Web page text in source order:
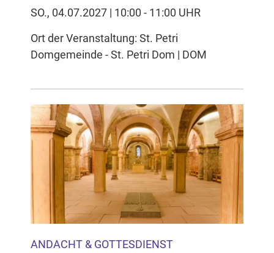
SO., 04.07.2027 | 10:00 - 11:00 UHR
Ort der Veranstaltung: St. Petri
Domgemeinde - St. Petri Dom | DOM
ANDACHT & GOTTESDIENST